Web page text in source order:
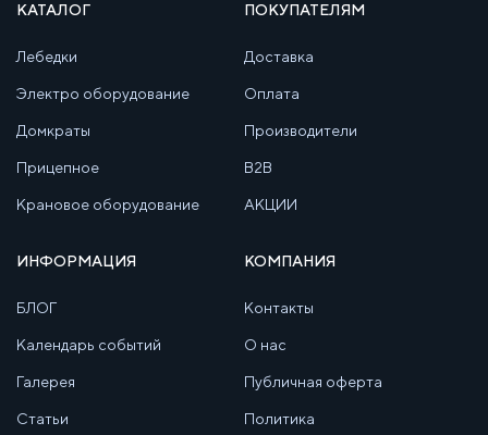
КАТАЛОГ
Лебедки
Электро оборудование
Домкраты
Прицепное
Крановое оборудование
ПОКУПАТЕЛЯМ
Доставка
Оплата
Производители
B2B
АКЦИИ
ИНФОРМАЦИЯ
БЛОГ
Календарь событий
Галерея
Статьи
КОМПАНИЯ
Контакты
О нас
Публичная оферта
Политика